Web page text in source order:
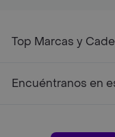
Top Marcas y
Encuéntranos en